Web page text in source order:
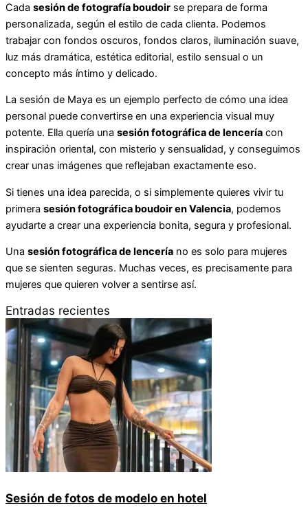
Cada sesión de fotografía boudoir se prepara de forma
personalizada, según el estilo de cada clienta. Podemos
trabajar con fondos oscuros, fondos claros, iluminación suave,
luz más dramática, estética editorial, estilo sensual o un
concepto más íntimo y delicado.
La sesión de Maya es un ejemplo perfecto de cómo una idea
personal puede convertirse en una experiencia visual muy
potente. Ella quería una sesión fotográfica de lencería con
inspiración oriental, con misterio y sensualidad, y conseguimos
crear unas imágenes que reflejaban exactamente eso.
Si tienes una idea parecida, o si simplemente quieres vivir tu
primera sesión fotográfica boudoir en Valencia, podemos
ayudarte a crear una experiencia bonita, segura y profesional.
Una sesión fotográfica de lencería no es solo para mujeres
que se sienten seguras. Muchas veces, es precisamente para
mujeres que quieren volver a sentirse así.
Entradas recientes
Sesión de fotos de modelo en hotel